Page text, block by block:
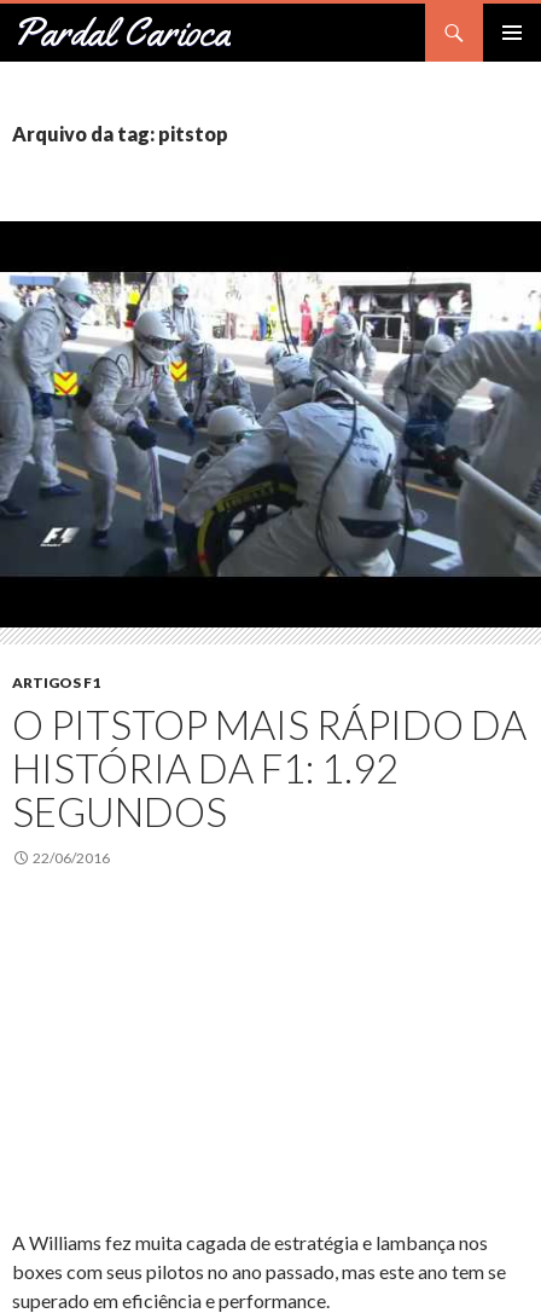
Pardal Carioca
Pesquisar
PULAR
CONTEÚDO
Arquivo da tag: pitstop
ARTIGOS F1
O PITSTOP MAIS RÁPIDO DA
HISTÓRIA DA F1: 1.92
SEGUNDOS
22/06/2016
A Williams fez muita cagada de estratégia e lambança nos
boxes com seus pilotos no ano passado, mas este ano tem se
superado em eficiência e performance.